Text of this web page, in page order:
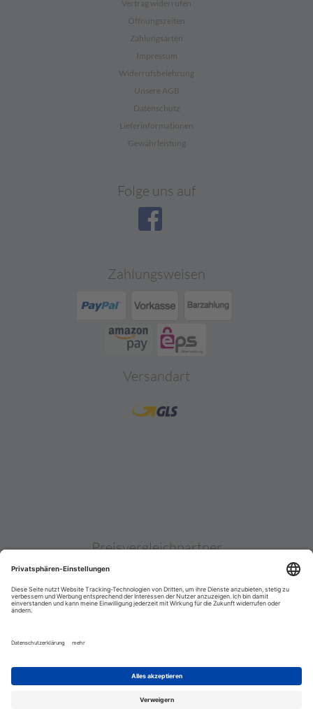
Vertrag widerrufen
Öffnungszeiten
Zahlungsarten
Impressum
Widerrufsbelehrung
Unsere AGB
Datenschutz
Lieferinformationen
Gewährleistung
Folge uns auf
Zahlungsweisen
Versandart
Preisvergleichpartner